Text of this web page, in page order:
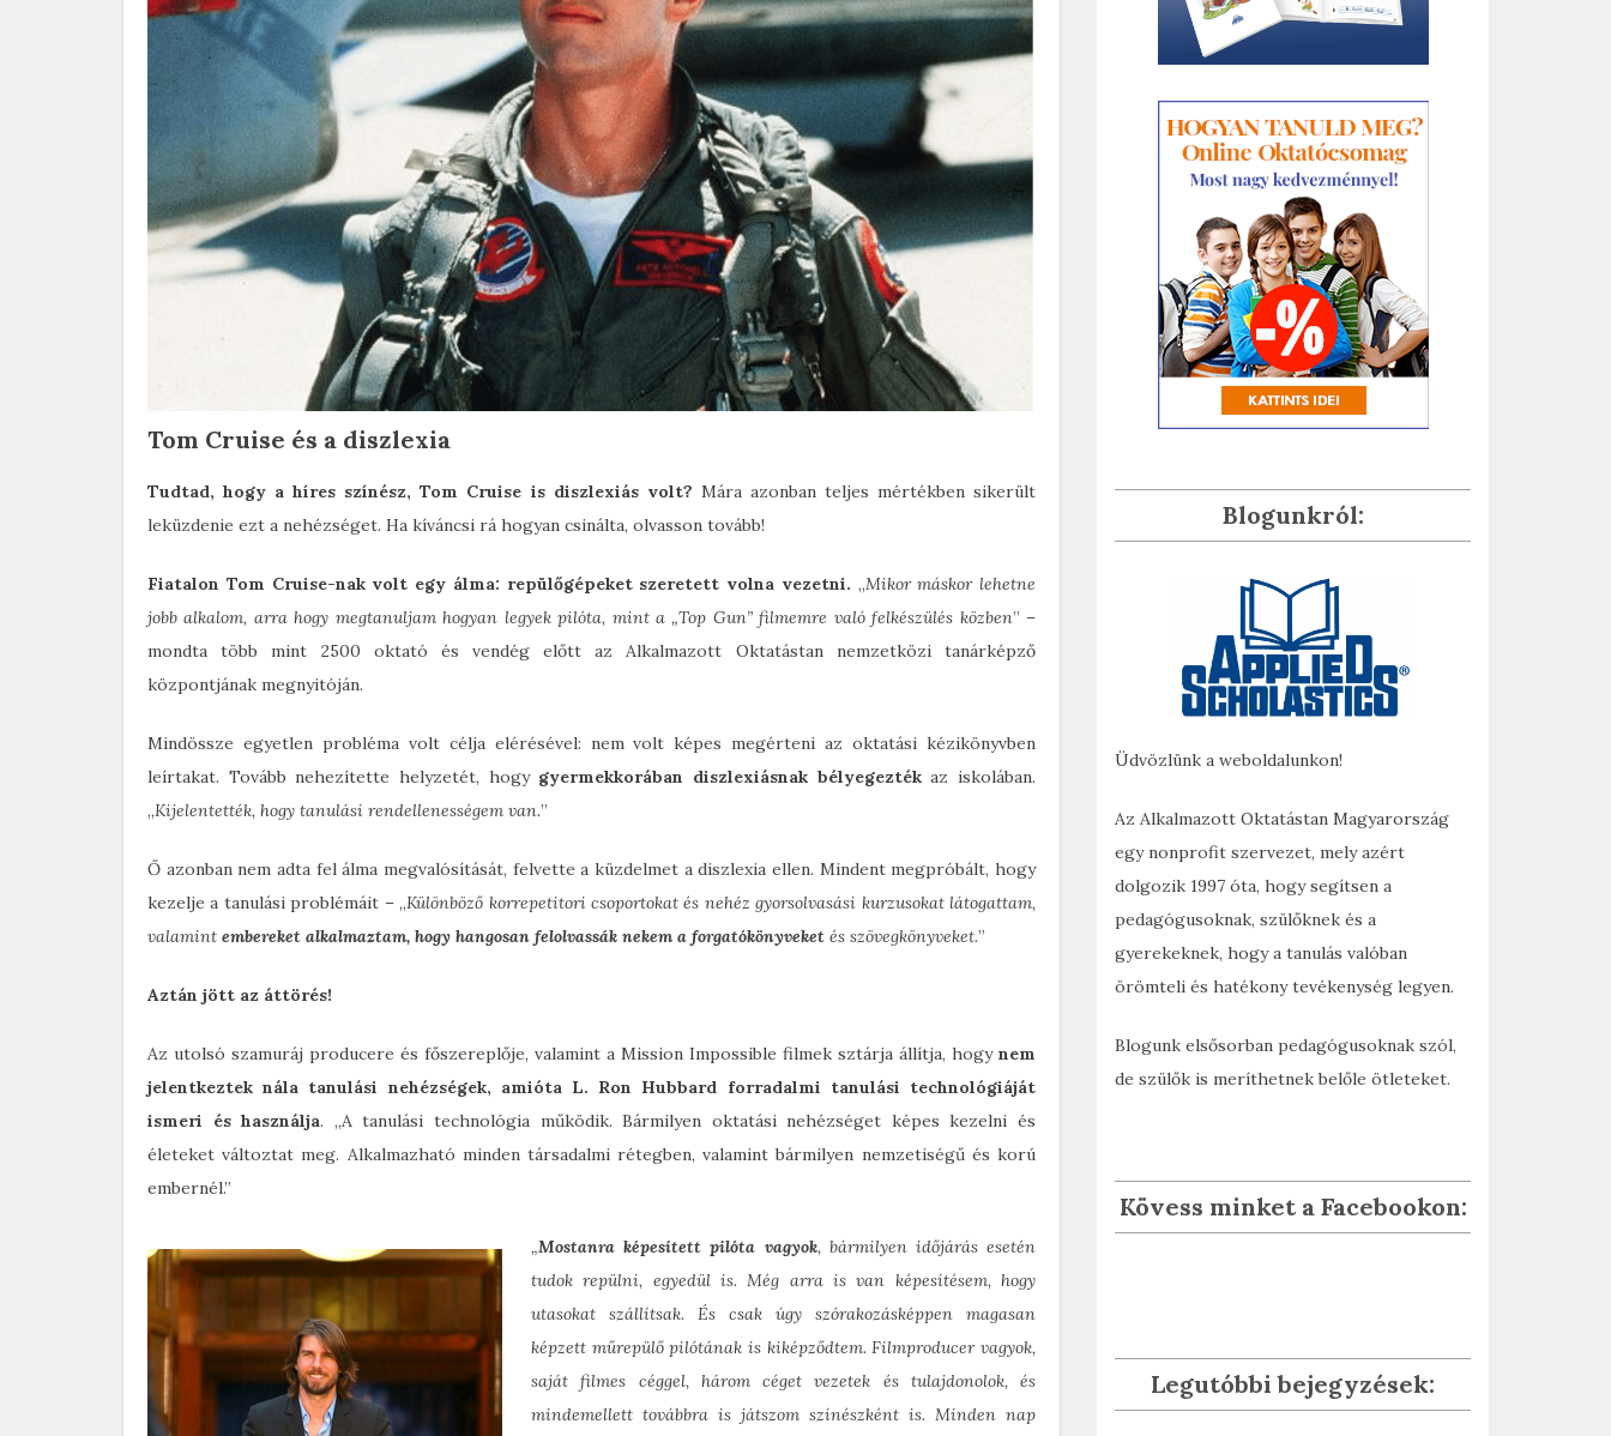
Tom Cruise és a diszlexia
Tudtad, hogy a híres színész, Tom Cruise is diszlexiás volt? Mára azonban teljes mértékben sikerült
leküzdenie ezt a nehézséget. Ha kíváncsi rá hogyan csinálta, olvasson tovább!
Fiatalon Tom Cruise-nak volt egy álma: repülőgépeket szeretett volna vezetni. „Mikor máskor lehetne
jobb alkalom, arra hogy megtanuljam hogyan legyek pilóta, mint a „Top Gun” filmemre való felkészülés közben” –
mondta több mint 2500 oktató és vendég előtt az Alkalmazott Oktatástan nemzetközi tanárképző
központjának megnyitóján.
Mindössze egyetlen probléma volt célja elérésével: nem volt képes megérteni az oktatási kézikönyvben
leírtakat. Tovább nehezítette helyzetét, hogy gyermekkorában diszlexiásnak bélyegeztékaz iskolában.
„Kijelentették, hogy tanulási rendellenességem van.”
Ő azonban nem adta fel álma megvalósítását, felvette a küzdelmet a diszlexia ellen. Mindent megpróbált, hogy
kezelje a tanulási problémáit – „Különböző korrepetitori csoportokat és nehéz gyorsolvasási kurzusokat látogattam,
valamint embereket alkalmaztam, hogy hangosan felolvassák nekem a forgatókönyveket és szövegkönyveket.”
Aztán jött az áttörés!
Az utolsó szamuráj producere és főszereplője, valamint a Mission Impossible filmek sztárja állítja, hogy nem
jelentkeztek nála tanulási nehézségek, amióta L. Ron Hubbard forradalmi tanulási technológiáját
ismeri és használja. „A tanulási technológia működik. Bármilyen oktatási nehézséget képes kezelni és
életeket változtat meg. Alkalmazható minden társadalmi rétegben, valamint bármilyen nemzetiségű és korú
embernél.”
„Mostanra képesített pilóta vagyok, bármilyen időjárás esetén
tudok repülni, egyedül is. Még arra is van képesítésem, hogy
utasokat szállítsak. És csak úgy szórakozásképpen magasan
képzett műrepülő pilótának is kiképződtem. Filmproducer vagyok,
saját filmes céggel, három céget vezetek és tulajdonolok, és
mindemellett továbbra is játszom színészként is. Minden nap
Blogunkról:
Üdvözlünk a weboldalunkon!
Az Alkalmazott Oktatástan Magyarország
egy nonprofit szervezet, mely azért
dolgozik 1997 óta, hogy segítsen a
pedagógusoknak, szülőknek és a
gyerekeknek, hogy a tanulás valóban
örömteli és hatékony tevékenység legyen.
Blogunk elsősorban pedagógusoknak szól,
de szülők is meríthetnek belőle ötleteket.
Kövess minket a Facebookon:
Legutóbbi bejegyzések: